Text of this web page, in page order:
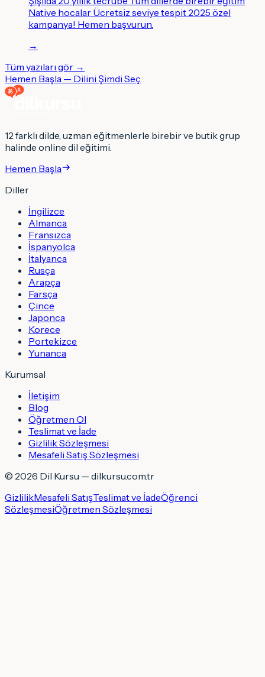
Native hocalar Ücretsiz seviye tespit 2025 özel
kampanya! Hemen başvurun.
→
Tüm yazıları gör →
Hemen Başla — Dilini Şimdi Seç
12 farklı dilde, uzman eğitmenlerle birebir ve butik grup
halinde online dil eğitimi.
Hemen Başla
Diller
İngilizce
Almanca
Fransızca
İspanyolca
İtalyanca
Rusça
Arapça
Farsça
Çince
Japonca
Korece
Portekizce
Yunanca
Kurumsal
İletişim
Blog
Öğretmen Ol
Teslimat ve İade
Gizlilik Sözleşmesi
Mesafeli Satış Sözleşmesi
© 2026 Dil Kursu — dilkursu.com.tr
GizlilikMesafeli SatışTeslimat ve İadeÖğrenci
SözleşmesiÖğretmen Sözleşmesi